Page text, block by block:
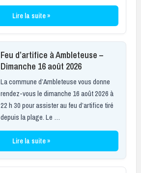
Lire la suite »
Feu d’artifice à Ambleteuse –
Dimanche 16 août 2026
La commune d’Ambleteuse vous donne
rendez-vous le dimanche 16 août 2026 à
22 h 30 pour assister au feu d’artifice tiré
depuis la plage. Le …
Lire la suite »